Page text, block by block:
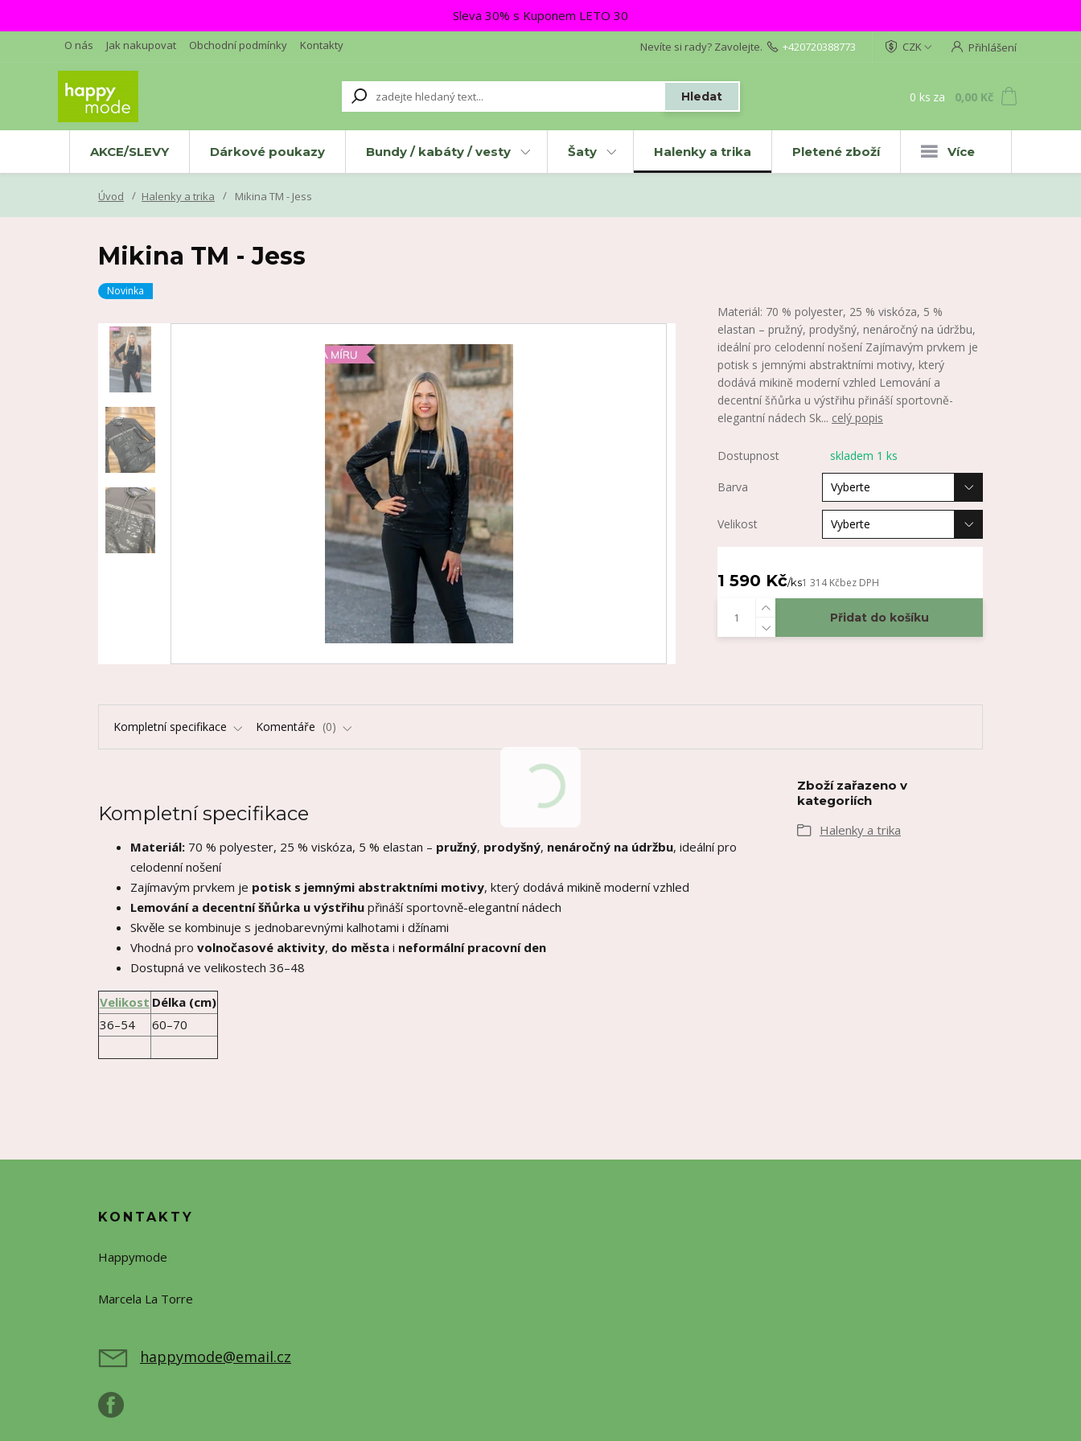
Sleva 30% s Kuponem LETO 30
O nás Jak nakupovat Obchodní podmínky Kontakty CZK Přihlášení
Hledat
Nevíte si rady? Zavolejte. +420720388773
0 ks za 0,00 Kč
AKCE/SLEVY Dárkové poukazy Bundy / kabáty / vesty Šaty Halenky a trika Pletené zboží Více
Úvod Halenky a trika Mikina TM - Jess
Mikina TM - Jess
Novinka
Materiál: 70 % polyester, 25 % viskóza, 5 %
elastan – pružný, prodyšný, nenáročný na údržbu,
ideální pro celodenní nošení Zajímavým prvkem je
potisk s jemnými abstraktními motivy, který
dodává mikině moderní vzhled Lemování a
decentní šňůrka u výstřihu přináší sportovně-
elegantní nádech Sk... celý popis
Dostupnost skladem 1 ks
Barva
Velikost
1 590 Kč/ks1 314 Kčbez DPH
Přidat do košíku
Kompletní specifikace Komentáře 0
Kompletní specifikace
Materiál: 70 % polyester, 25 % viskóza, 5 % elastan – pružný, prodyšný, nenáročný na údržbu, ideální pro
celodenní nošení
Zajímavým prvkem je potisk s jemnými abstraktními motivy, který dodává mikině moderní vzhled
Lemování a decentní šňůrka u výstřihu přináší sportovně-elegantní nádech
Skvěle se kombinuje s jednobarevnými kalhotami i džínami
Vhodná pro volnočasové aktivity, do města i neformální pracovní den
Dostupná ve velikostech 36–48
Velikost Délka (cm)
36–54
60–70
Zboží zařazeno v
kategoriích
Halenky a trika
KONTAKTY
Happymode
Marcela La Torre
happymode@email.cz